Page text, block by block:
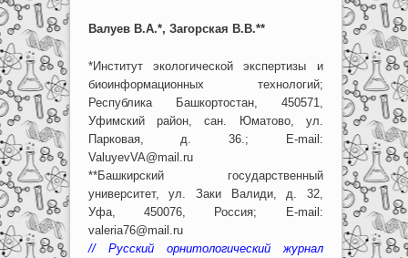
Валуев В.А.*, Загорская В.В.**
*Институт экологической экспертизы и
биоинформационных технологий;
Республика Башкортостан, 450571,
Уфимский район, сан. Юматово, ул.
Парковая, д. 36.; E-mail:
ValuyevVA@mail.ru
**Башкирский государственный
университет, ул. Заки Валиди, д. 32,
Уфа, 450076, Россия; E-mail:
valeria76@mail.ru
// Русский орнитологический журнал